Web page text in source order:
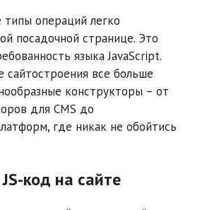
операций легко
посадочной странице. Это
языка JavaScript.
сайтостроения все больше
конструкторы – от
для CMS до
где никак не обойтись
код на сайте